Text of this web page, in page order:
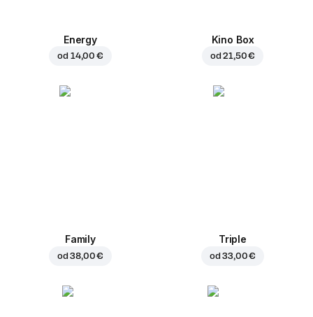
Energy
od 14,00 €
Kino Box
od21,50 €
Family
od38,00 €
Triple
od33,00 €